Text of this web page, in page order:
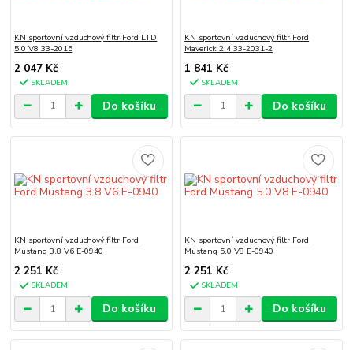
KN sportovní vzduchový filtr Ford LTD
5.0 V8 33-2015
2 047 Kč
SKLADEM
Do košíku
KN sportovní vzduchový filtr Ford
Maverick 2.4 33-2031-2
1 841 Kč
SKLADEM
Do košíku
KN sportovní vzduchový filtr Ford
Mustang 3.8 V6 E-0940
2 251 Kč
SKLADEM
Do košíku
KN sportovní vzduchový filtr Ford
Mustang 5.0 V8 E-0940
2 251 Kč
SKLADEM
Do košíku